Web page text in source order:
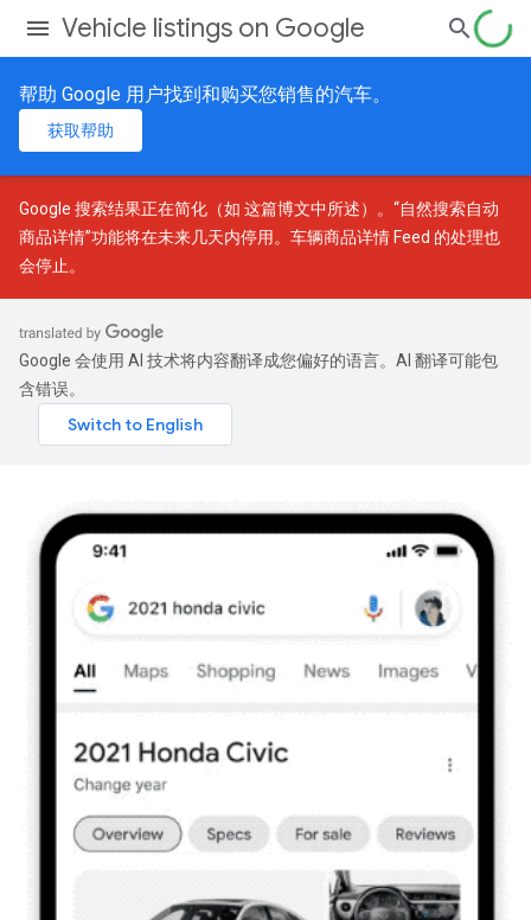
Vehicle listings on Google
帮助 Google 用户找到和购买您销售的汽车。
获取帮助
Google 搜索结果正在简化（如 这篇博文中所述）。“自然搜索自动
商品详情”功能将在未来几天内停用。车辆商品详情 Feed 的处理也
会停止。
Google 会使用 AI 技术将内容翻译成您偏好的语言。AI 翻译可能包
含错误。